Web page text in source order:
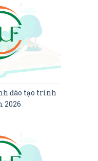
đào tạo trình
2026